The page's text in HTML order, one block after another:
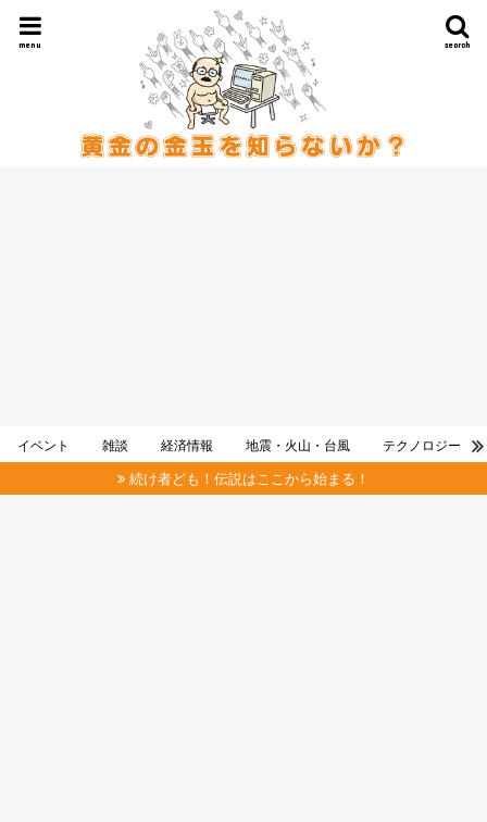
search
menu
イベント 雑談 経済情報 地震・火山・台風 テクノロジー
続け者ども！伝説はここから始まる！